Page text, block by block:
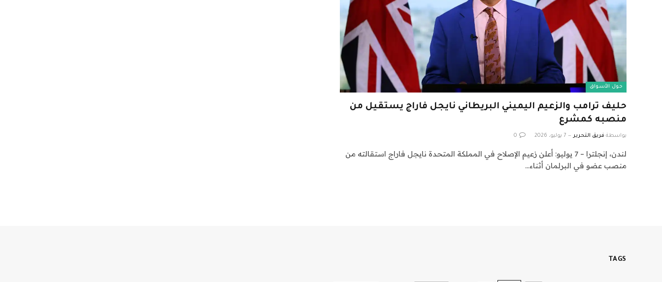
حول الأسواق
حليف ترامب والزعيم اليميني البريطاني نايجل فاراج يستقيل من
منصبه كمشرع
بواسطة فريق التحرير 7 يوليو، 2026 0
لندن، إنجلترا – 7 يوليو: أعلن زعيم الإصلاح في المملكة المتحدة نايجل فاراج استقالته من
منصب عضو في البرلمان أثناء…
TAGS